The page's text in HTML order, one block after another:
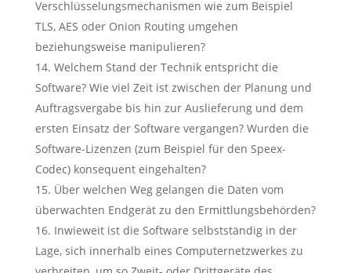
Verschlüsselungsmechanismen wie zum Beispiel
TLS, AES oder Onion Routing umgehen
beziehungsweise manipulieren?
Welchem Stand der Technik entspricht die
Software? Wie viel Zeit ist zwischen der Planung und
Auftragsvergabe bis hin zur Auslieferung und dem
ersten Einsatz der Software vergangen? Wurden die
Software-Lizenzen (zum Beispiel für den Speex-
Codec) konsequent eingehalten?
Über welchen Weg gelangen die Daten vom
überwachten Endgerät zu den Ermittlungsbehörden?
Inwieweit ist die Software selbstständig in der
Lage, sich innerhalb eines Computernetzwerkes zu